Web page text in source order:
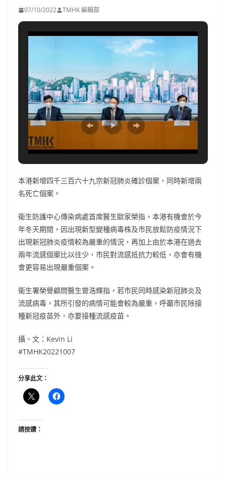
07/10/2022 TMHK 編輯部
本港新增四千三百六十九宗新冠肺炎確診個案，同時新增兩
名死亡個案。
衛生防護中心傳染病處首席醫生歐家榮指，本港有機會於今
年冬天期間，因出現新型變種病毒株及市民放鬆防疫情況下
出現新冠肺炎疫情較為嚴重的情況，再加上由於本港在過去
兩年流感個案比以往少，市民對流感抵抗力較低，亦會有機
會更容易出現嚴重個案。
衞生署榮譽顧問醫生曾浩輝指，若市民同時感染新冠肺炎及
流感病毒，其所引發的病情可能會較為嚴重，呼籲市民除接
種新冠疫苗外，亦要接種流感疫苗。
攝、文：Kevin Li
#TMHK20221007
分享此文：
請按讚：